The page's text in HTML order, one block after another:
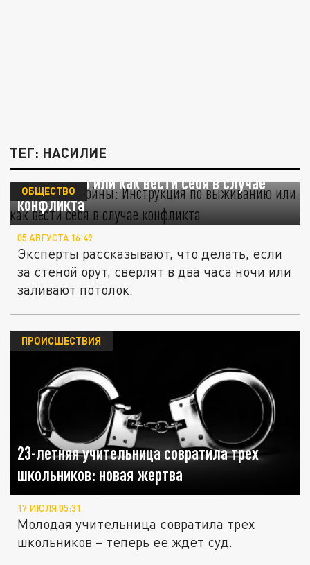
ТЕГ: НАСИЛИЕ
Соседские войны: Инструкция по
выживанию или как вести себя в случае
конфликта
ОБЩЕСТВО
05 АВГУСТА 16:49
Эксперты рассказывают, что делать, если
за стеной орут, сверлят в два часа ночи или
заливают потолок.
23-летняя учительница совратила трех
школьников: новая жертва
ПРОИСШЕСТВИЯ
17 ИЮЛЯ 05:31
Молодая учительница совратила трех
школьников – теперь ее ждет суд.